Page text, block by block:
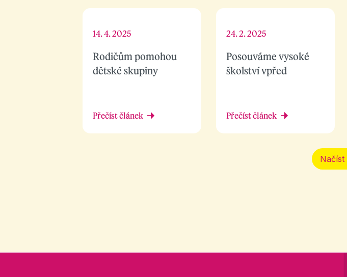
Rodičům pomohou
dětské skupiny
14. 4. 2025
Přečíst článek
Posouváme vysoké
školství vpřed
24. 2. 2025
Přečíst článek
Načíst